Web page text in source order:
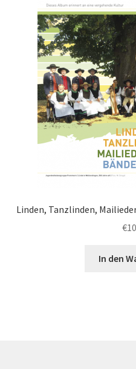
Linden, Tanzlinden,
€
In den